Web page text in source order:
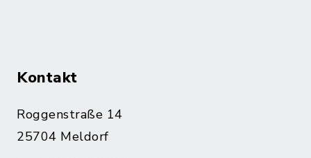
Kontakt
Roggenstraße 14
25704 Meldorf